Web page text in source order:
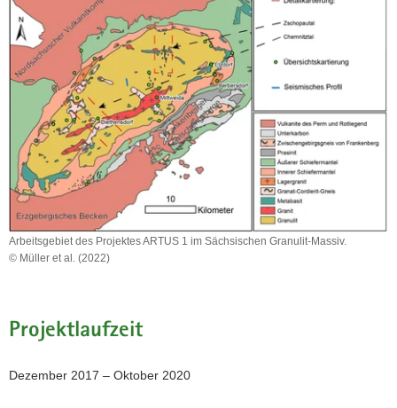
seimische
Messungen
im
Granulit-
Massiv,
unterirdischen
Verlauf
von
Störungen
erkunden
sollten.
Arbeitsgebiet des Projektes ARTUS 1 im Sächsischen Granulit-Massiv.
© Müller et al. (2022)
ARTUS
1
Sächsischen
Projektlaufzeit
Dezember 2017 – Oktober 2020